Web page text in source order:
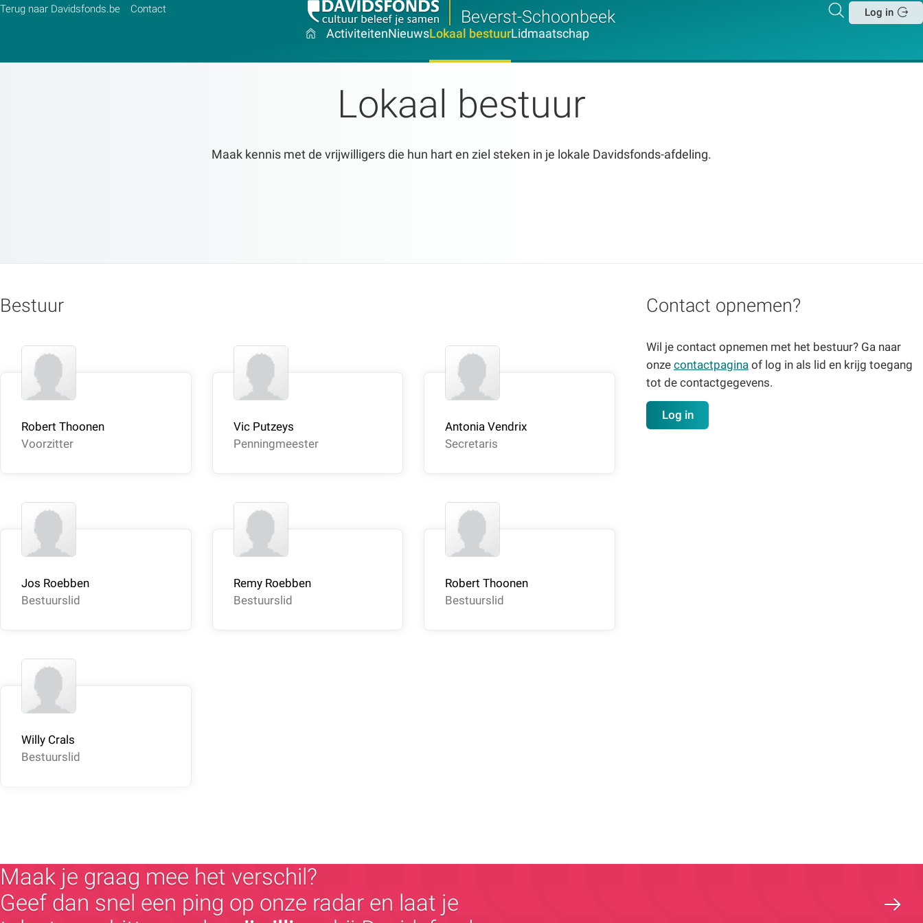
Terug naar Davidsfonds.be Contact Beverst-Schoonbeek Zoeken
Log in
ActiviteitenNieuwsLokaal bestuurLidmaatschap
Lokaal bestuur
Maak kennis met de vrijwilligers die hun hart en ziel steken in je lokale Davidsfonds-afdeling.
Bestuur
Robert Thoonen
Voorzitter
Vic Putzeys
Penningmeester
Antonia Vendrix
Secretaris
Jos Roebben
Bestuurslid
Remy Roebben
Bestuurslid
Robert Thoonen
Bestuurslid
Willy Crals
Bestuurslid
Contact opnemen?
Wil je contact opnemen met het bestuur? Ga naar
onzecontactpagina of log in als lid en krijg toegang
tot de contactgegevens.
Log in
Maak je graag mee het verschil?
Geef dan snel een ping op onze radar en laat je